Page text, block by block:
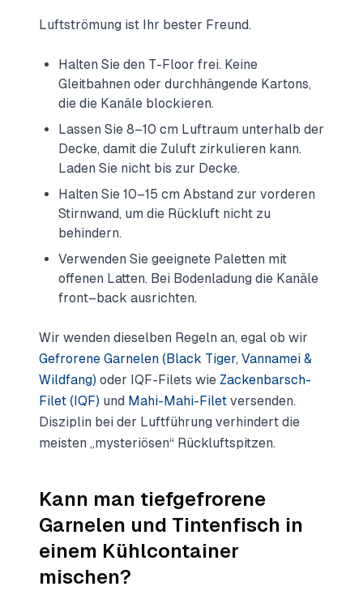
Luftströmung ist Ihr bester Freund.
Halten Sie den T-Floor frei. Keine
Gleitbahnen oder durchhängende Kartons,
die die Kanäle blockieren.
Lassen Sie 8–10 cm Luftraum unterhalb der
Decke, damit die Zuluft zirkulieren kann.
Laden Sie nicht bis zur Decke.
Halten Sie 10–15 cm Abstand zur vorderen
Stirnwand, um die Rückluft nicht zu
behindern.
Verwenden Sie geeignete Paletten mit
offenen Latten. Bei Bodenladung die Kanäle
front–back ausrichten.
Wir wenden dieselben Regeln an, egal ob wir
Gefrorene Garnelen (Black Tiger, Vannamei &
Wildfang) oder IQF-Filets wie Zackenbarsch-
Filet (IQF) und Mahi-Mahi-Filet versenden.
Disziplin bei der Luftführung verhindert die
meisten „mysteriösen“ Rückluftspitzen.
Kann man tiefgefrorene
Garnelen und Tintenfisch in
einem Kühlcontainer
mischen?